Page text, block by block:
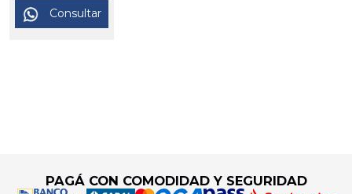
Consultar
PAGÁ CON COMODIDAD Y SEGURIDAD